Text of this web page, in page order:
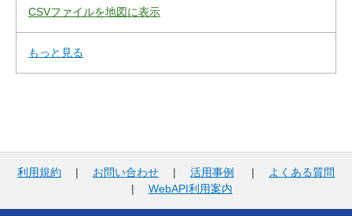
CSVファイルを地図に表示
もっと見る
利用規約 | お問い合わせ | 活用事例 |
よくある質問
| WebAPI利用案内